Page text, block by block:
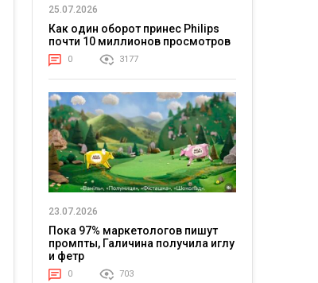
25.07.2026
Как один оборот принес Philips
почти 10 миллионов просмотров
0 3177
23.07.2026
Пока 97% маркетологов пишут
промпты, Галичина получила иглу
и фетр
0 703